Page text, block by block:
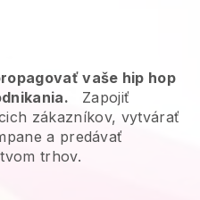
vaše hip hop
Zapojiť
zákazníkov, vytvárať
a predávať
trhov.